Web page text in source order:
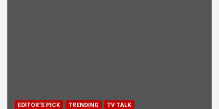
EDITOR'S PICK TRENDING TV TALK